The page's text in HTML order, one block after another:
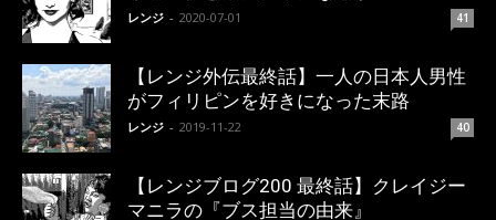
レンジ - 2020-07-01 41
【レンジ外伝最終話】一人の日本人男性
がフィリピンを好きになった末路
レンジ - 2019-11-22 40
【レンジブログ200 最終話】クレイジー
マニラの『ブス担当の由来』